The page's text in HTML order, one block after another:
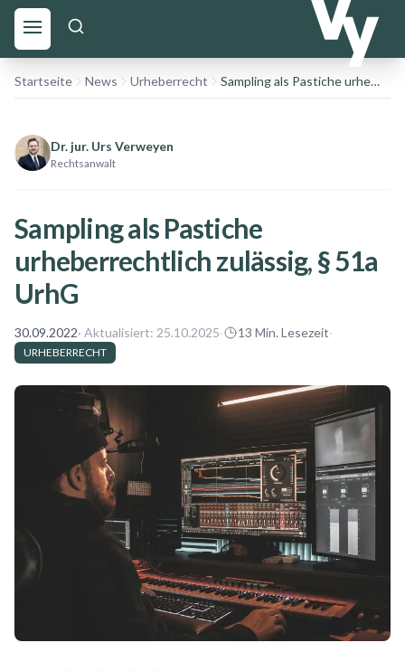
Startseite News Urheberrecht Sampling als Pastiche urheberrechtlich zulässig, § 51a UrhG
Dr. jur. Urs Verweyen
Rechtsanwalt
Sampling als Pastiche
urheberrechtlich zulässig, § 51a
UrhG
30.09.2022· Aktualisiert: 25.10.2025· 13 Min. Lesezeit·
URHEBERRECHT